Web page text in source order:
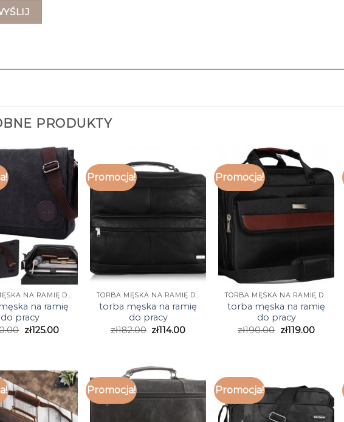
PRODUKTY
TORBA MĘSKA NA RAMIĘ DO PRACY
na ramię
do pracy
zł125.00
Promocja!
TORBA MĘSKA NA RAMIĘ DO PRACY
torba męska na ramię
do pracy
zł182.00 zł114.00
Promocja!
TORBA MĘSKA NA RAMIĘ DO PRACY
torba męska na ramię
do pracy
zł190.00 zł119.00
Promocja! Promocja!